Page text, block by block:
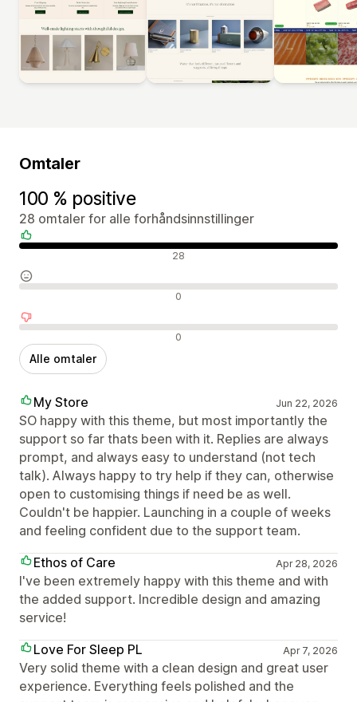
Omtaler
100 % positive
28 omtaler for alle forhåndsinnstillinger
Positive omtaler 28
Nøytrale omtaler 0
Negative omtaler 0
Alle omtaler
My Store Jun 22, 2026
SO happy with this theme, but most importantly the
support so far thats been with it. Replies are always
prompt, and always easy to understand (not tech
talk). Always happy to try help if they can, otherwise
open to customising things if need be as well.
Couldn't be happier. Launching in a couple of weeks
and feeling confident due to the support team.
Ethos of Care
Apr 28, 2026
I've been extremely happy with this theme and with
the added support. Incredible design and amazing
service!
Love For Sleep PL
Apr 7, 2026
Very solid theme with a clean design and great user
experience. Everything feels polished and the